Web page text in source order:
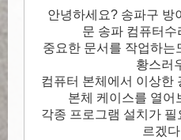
안녕하세요? 송파구 방
문 송파 컴퓨터
중요한 문서를 작업하는
황스러
컴퓨터 본체에서 이상한
본체 케이스를 열어
각종 프로그램 설치가
르겠